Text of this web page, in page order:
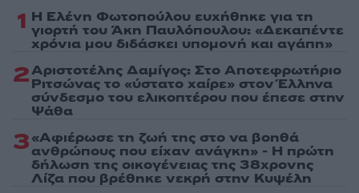
1 Η Ελένη Φωτοπούλου ευχήθηκε για τη
γιορτή του Άκη Παυλόπουλου: «Δεκαπέντε
χρόνια μου διδάσκει υπομονή και αγάπη»
2Αριστοτέλης Δαμίγος: Στο Αποτεφρωτήριο
Ριτσώνας το «ύστατο χαίρε» στον Έλληνα
σύνδεσμο του ελικοπτέρου που έπεσε στην
Ψάθα
3«Αφιέρωσε τη ζωή της στο να βοηθά
ανθρώπους που είχαν ανάγκη» - Η πρώτη
δήλωση της οικογένειας της 38χρονης
Λίζα που βρέθηκε νεκρή στην Κυψέλη